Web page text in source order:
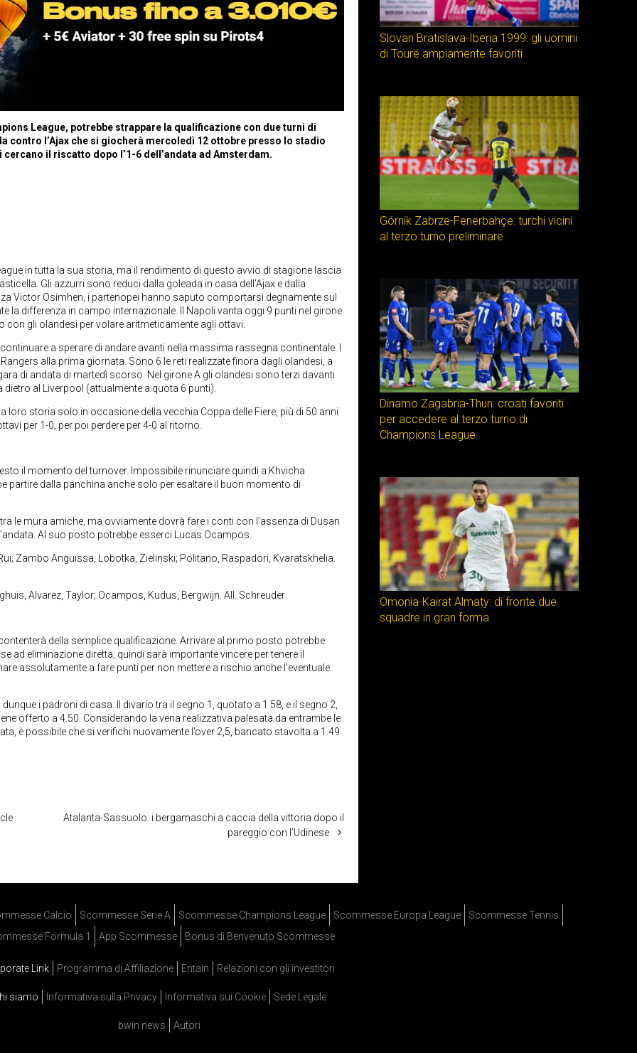
League, potrebbe strappare la qualificazione con due turni di
contro l’Ajax che si giocherà mercoledì 12 ottobre presso lo stadio
il riscatto dopo l’1-6 dell’andata ad Amsterdam.
in tutta la sua storia, ma il rendimento di questo avvio di stagione lascia
Gli azzurri sono reduci dalla goleada in casa dell’Ajax e dalla
Victor Osimhen, i partenopei hanno saputo comportarsi degnamente sul
differenza in campo internazionale. Il Napoli vanta oggi 9 punti nel girone
gli olandesi per volare aritmeticamente agli ottavi.
a sperare di andare avanti nella massima rassegna continentale. I
alla prima giornata. Sono 6 le reti realizzate finora dagli olandesi, a
di andata di martedì scorso. Nel girone A gli olandesi sono terzi davanti
al Liverpool (attualmente a quota 6 punti).
loro storia solo in occasione della vecchia Coppa delle Fiere, più di 50 anni
per 1-0, per poi perdere per 4-0 al ritorno.
il momento del turnover. Impossibile rinunciare quindi a Khvicha
partire dalla panchina anche solo per esaltare il buon momento di
le mura amiche, ma ovviamente dovrà fare i conti con l’assenza di Dusan
Al suo posto potrebbe esserci Lucas Ocampos.
Zambo Anguissa, Lobotka, Zielinski; Politano, Raspadori, Kvaratskhelia.
Alvarez, Taylor; Ocampos, Kudus, Bergwijn. All. Schreuder
della semplice qualificazione. Arrivare al primo posto potrebbe
ad eliminazione diretta, quindi sarà importante vincere per tenere il
assolutamente a fare punti per non mettere a rischio anche l’eventuale
i padroni di casa. Il divario tra il segno 1, quotato a 1.58, e il segno 2,
offerto a 4.50. Considerando la vena realizzativa palesata da entrambe le
è possibile che si verifichi nuovamente l’over 2,5, bancato stavolta a 1.49.
Atalanta-Sassuolo: i bergamaschi a caccia della vittoria dopo il
pareggio con l’Udinese
Slovan Bratislava-Iberia 1999: gli uomini
di Touré ampiamente favoriti
Górnik Zabrze-Fenerbahçe: turchi vicini
al terzo turno preliminare
Dinamo Zagabria-Thun: croati favoriti
per accedere al terzo turno di
Champions League
Omonia-Kairat Almaty: di fronte due
squadre in gran forma
Calcio Scommesse Serie A Scommesse Champions League Scommesse Europa League
Scommesse Tennis
Formula 1
App Scommesse Bonus di Benvenuto Scommesse
Link Programma di Affiliazione Entain Relazioni con gli investitori
siamo Informativa sulla Privacy Informativa sui Cookie Sede Legale
bwin news Autori